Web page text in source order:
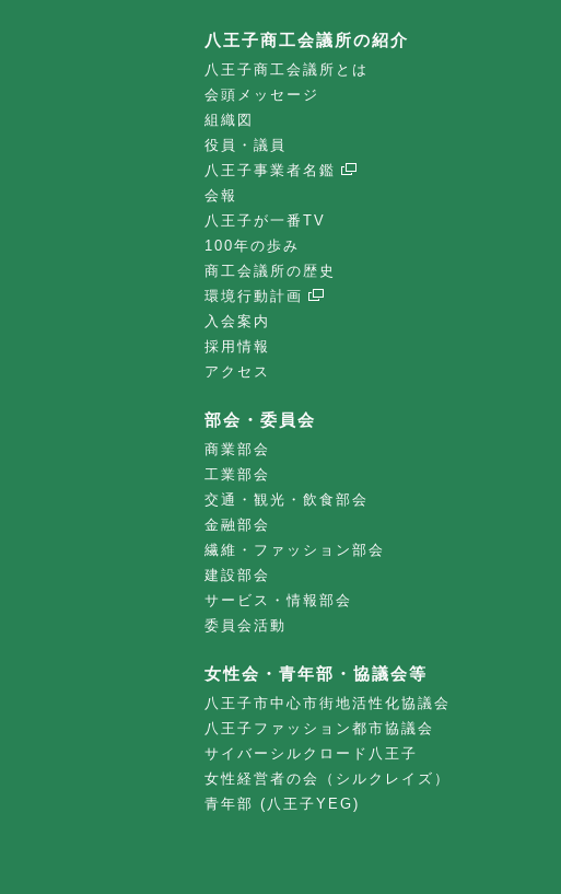
八王子商工会議所の紹介
八王子商工会議所とは
会頭メッセージ
組織図
役員・議員
八王子事業者名鑑
会報
八王子が一番TV
100年の歩み
商工会議所の歴史
環境行動計画
入会案内
採用情報
アクセス
部会・委員会
商業部会
工業部会
交通・観光・飲食部会
金融部会
繊維・ファッション部会
建設部会
サービス・情報部会
委員会活動
女性会・青年部・協議会等
八王子市中心市街地活性化協議会
八王子ファッション都市協議会
サイバーシルクロード八王子
女性経営者の会（シルクレイズ）
青年部 (八王子YEG)